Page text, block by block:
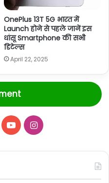
OnePlus 13T 5G भारत में
Launch होने से पहले जानें इस
धांसू Smartphone की सभी
डिटेल्स
April 22, 2025
YouTubeInstagram